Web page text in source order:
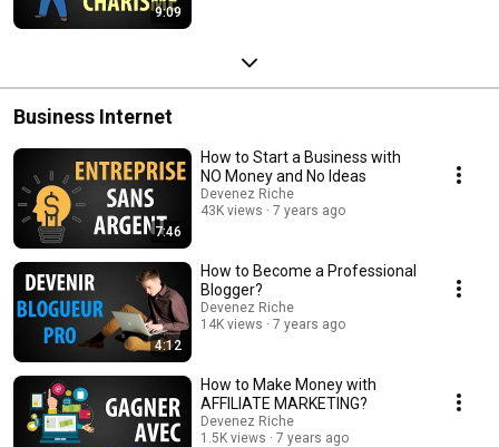
9:09
Business Internet
7:46
How to Start a Business with
NO Money and No Ideas
Devenez Riche
43K views
7 years ago
4:12
How to Become a Professional
Blogger?
Devenez Riche
14K views
7 years ago
How to Make Money with
AFFILIATE MARKETING?
Devenez Riche
1.5K views
7 years ago